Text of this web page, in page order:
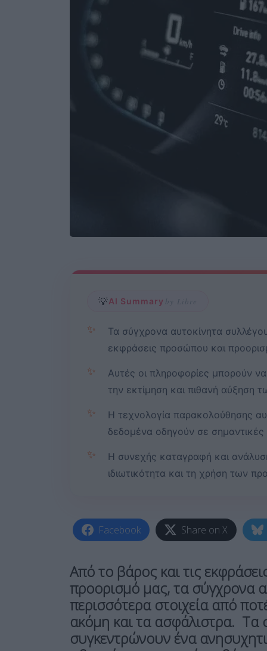
💡AI Summary by Libre
✨
Τα σύγχρονα αυτοκίνητα
εκφράσεις προσώπου και
✨
Αυτές οι πληροφορίες μπορούν
την εκτίμηση και πιθανή αύξηση
✨
Η τεχνολογία παρακολούθησης
δεδομένα οδηγούν σε
✨
Η συνεχής καταγραφή και
ιδιωτικότητα και τη χρήση των
Facebook Share on X
Από το βάρος και τις
προορισμό μας, τα σύγχρονα
περισσότερα στοιχεία από
ακόμη και τα ασφάλιστρα. Τα
συγκεντρώνουν ένα